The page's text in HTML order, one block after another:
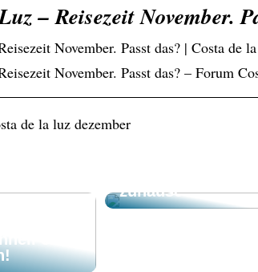
– Reisezeit November.
November. Passt das? | Costa de
November. Passt das? – Forum
de la luz dezember
–
ein
zuhause